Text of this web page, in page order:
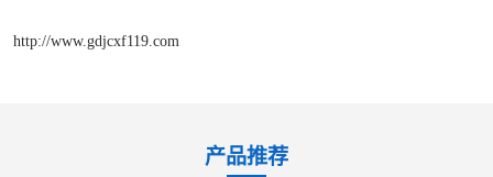
http://www.gdjcxf119.com
产品推荐